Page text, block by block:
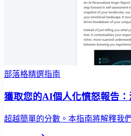
部落格精選指南
獲取您的AI個人化憤怒報告
超越簡單的分數。本指南將解釋我